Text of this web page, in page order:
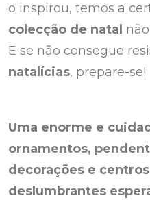
o inspirou, temos a
colecção de natal
E se não consegue
natalícias, prepare-se!
Uma enorme e
ornamentos,
decorações e
deslumbrantes